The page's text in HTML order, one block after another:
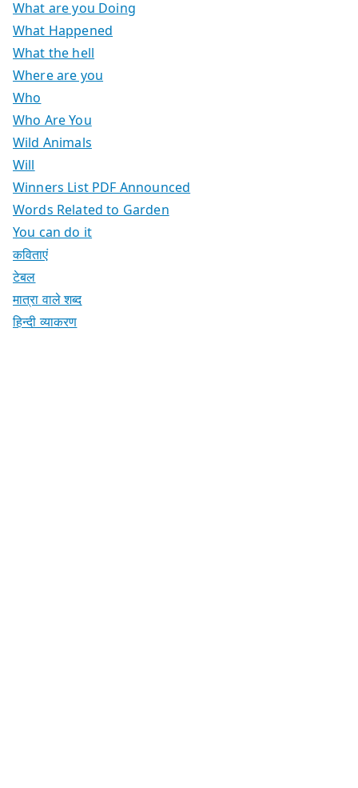
What are you Doing
What Happened
What the hell
Where are you
Who
Who Are You
Wild Animals
Will
Winners List PDF Announced
Words Related to Garden
You can do it
कविताएं
टेबल
मात्रा वाले शब्द
हिन्दी व्याकरण